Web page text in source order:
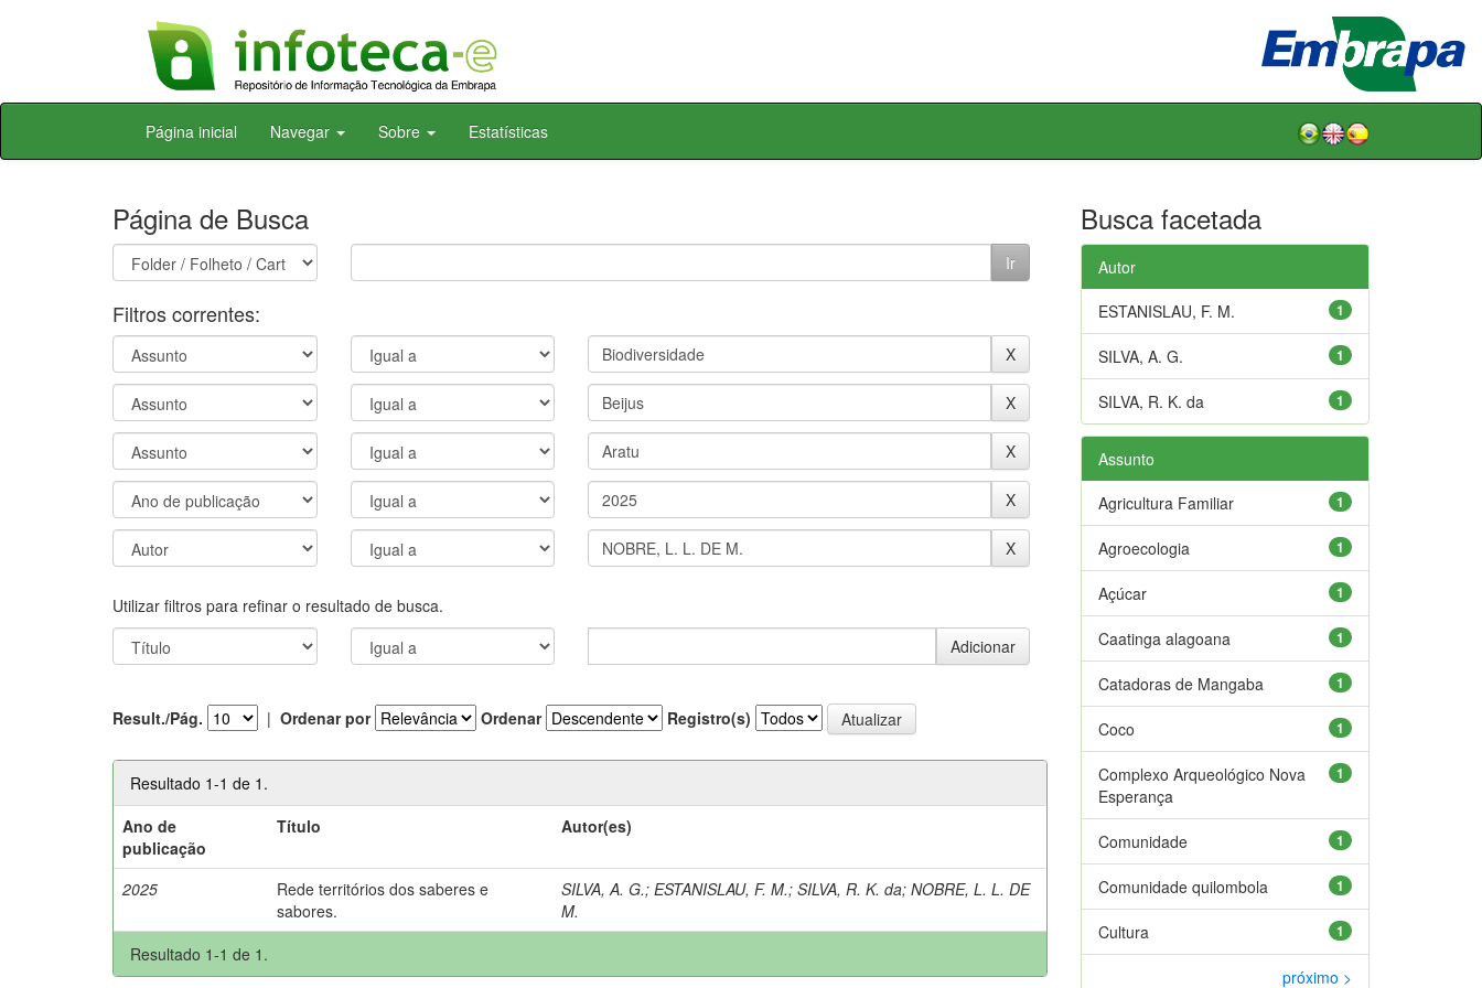
Skip
Página inicial Navegar Sobre Estatísticas
Página de Busca
Filtros correntes:
Utilizar filtros para refinar o resultado de busca.
Result./Pág. | Ordenar por Ordenar Registro(s)
Resultado 1-1 de 1.
Ano de
publicação
Título Autor(es)
2025
Rede territórios dos saberes e
sabores.
SILVA, A. G.;ESTANISLAU, F. M.;SILVA, R. K. da;NOBRE, L. L. DE
M.
Resultado 1-1 de 1.
Busca facetada
Autor
1
ESTANISLAU, F. M.
1
SILVA, A. G.
1
SILVA, R. K. da
Assunto
1
Agricultura Familiar
1
Agroecologia
1
Açúcar
1
Caatinga alagoana
1
Catadoras de Mangaba
1
Coco
1
Complexo Arqueológico Nova
Esperança
1
Comunidade
1
Comunidade quilombola
1
Cultura
próximo >